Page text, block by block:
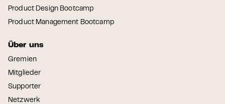
Product Design Bootcamp
Product Management Bootcamp
Über uns
Gremien
Mitglieder
Supporter
Netzwerk